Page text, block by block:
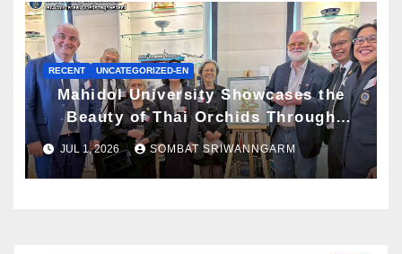
RECENT UNCATEGORIZED-EN
Mahidol University Showcases the
Beauty of Thai Orchids Through
Botanical Art at the “Orchids of
Siam: In the Name of Seidenfaden”
JUL 1, 2026 SOMBAT SRIWANNGARM